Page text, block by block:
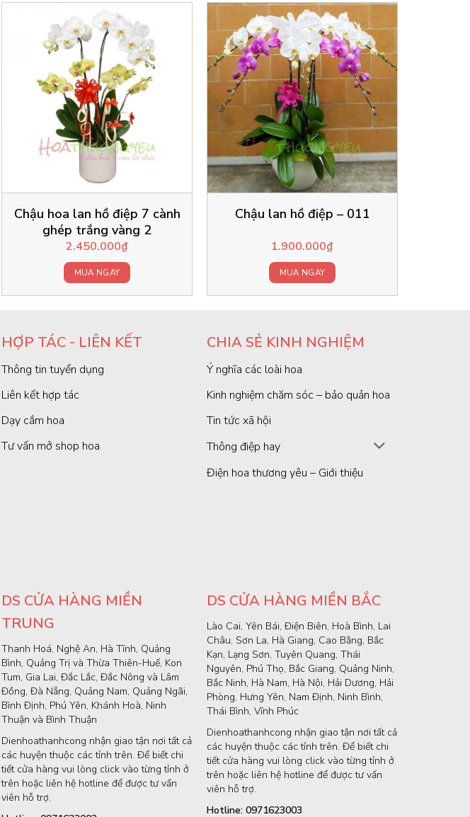
Chậu hoa lan hồ điệp 7 cành
ghép trắng vàng 2
2.450.000₫
MUA NGAY
Chậu lan hồ điệp – 011
1.900.000₫
MUA NGAY
HỢP TÁC - LIÊN KẾT
Thông tin tuyển dụng
Liên kết hợp tác
Dạy cắm hoa
Tư vấn mở shop hoa
CHIA SẺ KINH NGHIỆM
Ý nghĩa các loài hoa
Kinh nghiệm chăm sóc – bảo quản hoa
Tin tức xã hội
Thông điệp hay
Điện hoa thương yêu – Giới thiệu
DS CỬA HÀNG MIỀN
TRUNG
Thanh Hoá, Nghệ An, Hà Tĩnh, Quảng
Bình, Quảng Trị và Thừa Thiên-Huế, Kon
Tum, Gia Lai, Đắc Lắc, Đắc Nông và Lâm
Đồng, Đà Nẵng, Quảng Nam, Quảng Ngãi,
Bình Định, Phú Yên, Khánh Hoà, Ninh
Thuận và Bình Thuận
Dienhoathanhcong nhận giao tận nơi tất cả
các huyện thuộc các tỉnh trên. Để biết chi
tiết cửa hàng vui lòng click vào từng tỉnh ở
trên hoặc liên hệ hotline để được tư vấn
viên hỗ trợ.
DS CỬA HÀNG MIỀN BẮC
Lào Cai, Yên Bái, Điện Biên, Hoà Bình, Lai
Châu, Sơn La, Hà Giang, Cao Bằng, Bắc
Kạn, Lạng Sơn, Tuyên Quang, Thái
Nguyên, Phú Thọ, Bắc Giang, Quảng Ninh,
Bắc Ninh, Hà Nam, Hà Nội, Hải Dương, Hải
Phòng, Hưng Yên, Nam Định, Ninh Bình,
Thái Bình, Vĩnh Phúc
Dienhoathanhcong nhận giao tận nơi tất cả
các huyện thuộc các tỉnh trên. Để biết chi
tiết cửa hàng vui lòng click vào từng tỉnh ở
trên hoặc liên hệ hotline để được tư vấn
viên hỗ trợ.
Hotline: 0971623003